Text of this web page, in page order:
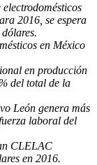
2016, se espera
en México
en producción
del total de la
León genera más
laboral del
CLELAC
en 2016.